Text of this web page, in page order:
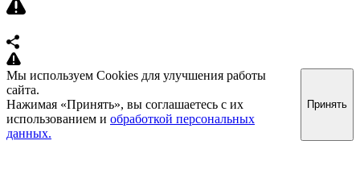
Мы используем Cookies для улучшения работы
сайта.
Нажимая «Принять», вы соглашаетесь с их
использованием и обработкой персональных
данных.
Принять